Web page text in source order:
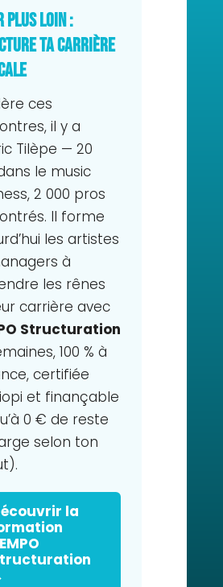
loin :
ta carrière
ces
il y a
Tilèpe — 20
le music
2 000 pros
Il forme
les artistes
à
les rênes
carrière avec
Structuration
100 % à
certifiée
et finançable
0 € de reste
selon ton
la